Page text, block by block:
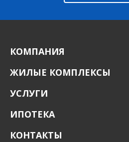
КОМПАНИЯ
ЖИЛЫЕ КОМПЛЕКСЫ
УСЛУГИ
ИПОТЕКА
КОНТАКТЫ